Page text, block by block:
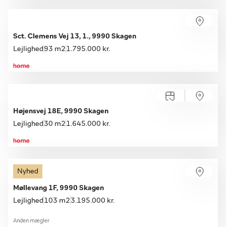
Sct. Clemens Vej 13, 1., 9990 Skagen
Lejlighed 93 m2 1.795.000 kr.
Højensvej 18E, 9990 Skagen
Lejlighed 30 m2 1.645.000 kr.
Nyhed
Møllevang 1F, 9990 Skagen
Lejlighed 103 m2 3.195.000 kr.
Anden mægler